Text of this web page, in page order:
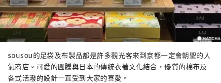
sousou的足袋及布製品都是許多觀光客來到京都一定會朝聖的人
氣商店。可愛的圖騰與日本的傳統衣著文化結合，優質的棉布及
各式活潑的設計一直受到大家的喜愛。